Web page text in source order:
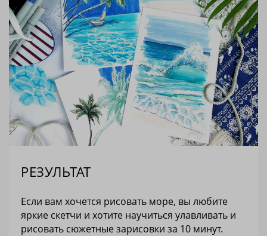
РЕЗУЛЬТАТ
Если вам хочется рисовать море, вы любите
яркие скетчи и хотите научиться улавливать и
рисовать сюжетные зарисовки за 10 минут.